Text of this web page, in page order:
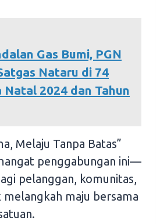
Gas Bumi, PGN
Nataru di 74
Natal 2024 dan Tahun
Melaju Tanpa Batas”
penggabungan ini—
pelanggan, komunitas,
maju bersama